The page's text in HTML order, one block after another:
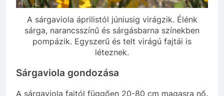
A sárgaviola áprilistól júniusig virágzik. Élénk
sárga, narancsszínű és sárgásbarna színekben
pompázik. Egyszerű és telt virágú fajtái is
léteznek.
Sárgaviola gondozása
A sárgaviola fajtól függően 20-80 cm magasra nő.